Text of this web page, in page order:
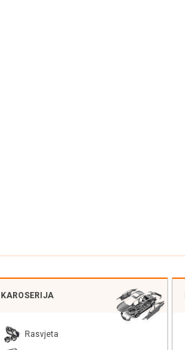
KAROSERIJA
Rasvjeta